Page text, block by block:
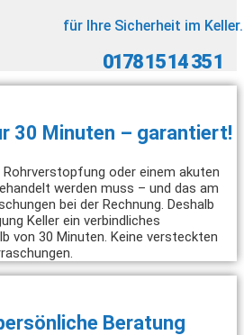
für Ihre Sicherheit im Keller.
0178 15 14 35 1
30 Minuten – garantiert!
oder einem akuten
werden muss – und das am
bei der Rechnung. Deshalb
Keller ein verbindliches
von 30 Minuten. Keine versteckten
Beratung